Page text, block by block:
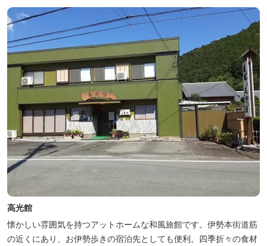
高光館
懐かしい雰囲気を持つアットホームな和風旅館です。伊勢本街道筋
の近くにあり、お伊勢歩きの宿泊先としても便利。四季折々の食材